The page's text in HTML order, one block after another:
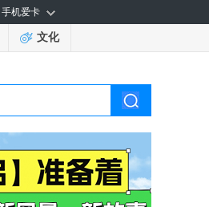
手机爱卡
文化